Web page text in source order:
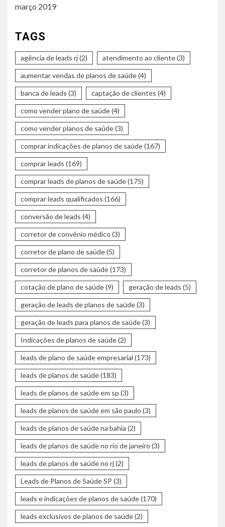
março 2019
TAGS
agência de leads rj(2) atendimento ao cliente(3)
aumentar vendas de planos de saúde(4)
banca de leads (3) captação de clientes (4)
como vender plano de saúde(4)
como vender planos de saúde(3)
comprar indicações de planos de saúde(167)
comprar leads (169)
comprar leads de planos de saúde(175)
comprar leads qualificados (166)
conversão de leads (4)
corretor de convênio médico (3)
corretor de plano de saúde(5)
corretor de planos de saúde(173)
cotação de plano de saúde(9) geração de leads (5)
geração de leads de planos de saúde(3)
geração de leads para planos de saúde(3)
Indicações de planos de saúde(2)
leads de plano de saúde empresarial (173)
leads de planos de saúde(183)
leads de planos de saúde em sp (3)
leads de planos de saúde em são paulo (3)
leads de planos de saúde na bahia (2)
leads de planos de saúde no rio de janeiro (3)
leads de planos de saúde no rj(2)
Leads de Planos de Saúde SP (3)
leads e indicações de planos de saúde(170)
leads exclusivos de planos de saúde(2)